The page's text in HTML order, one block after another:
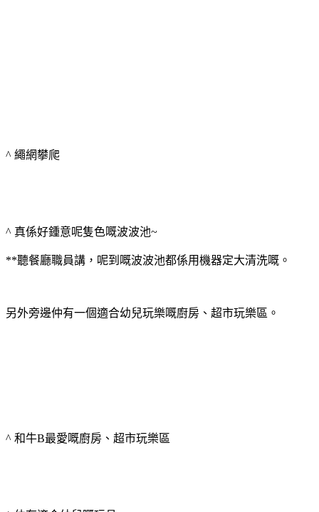
^ 繩網攀爬
^ 真係好鍾意呢隻色嘅波波池~
**聽餐廳職員講，呢到嘅波波池都係用機器定大清洗嘅。
另外旁邊仲有一個適合幼兒玩樂嘅廚房、超市玩樂區。
^ 和牛B最愛嘅廚房、超市玩樂區